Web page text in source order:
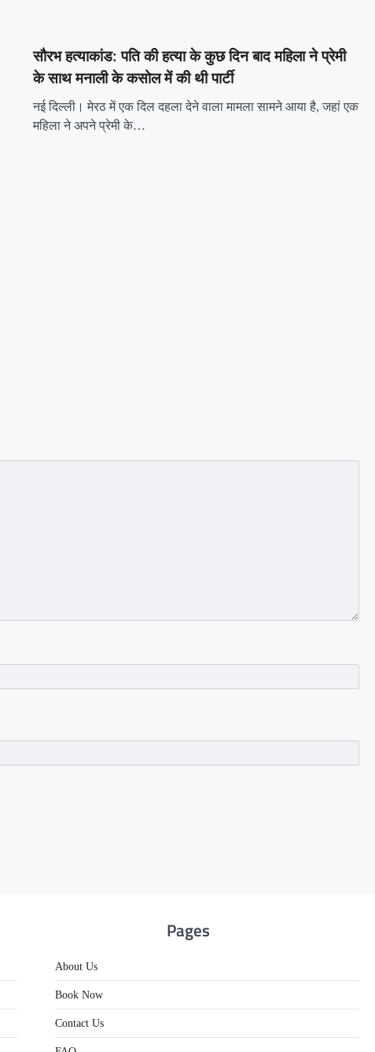
सौरभ हत्याकांड: पति की हत्या के कुछ दिन बाद महिला ने प्रेमी
के साथ मनाली के कसोल में की थी पार्टी
नई दिल्ली। मेरठ में एक दिल दहला देने वाला मामला सामने आया है, जहां एक
महिला ने अपने प्रेमी के…
Pages
About Us
Book Now
Contact Us